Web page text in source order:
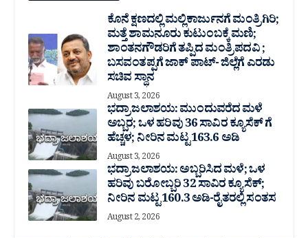
ಕೊನೆ ಕ್ಷಣದಲ್ಲಿ ಮಲ್ಲಿಕಾರ್ಜುನಗೆ ಮಂತ್ರಿಗಿರಿ;
ಮತ್ತೆ ಶಾಮನೂರು ಕುಟುಂಬಕ್ಕೆ ಮಣಿ;
ಶಾಂತನಗೌಡರಿಗೆ ತಪ್ಪಿದ ಮಂತ್ರಿ ಪದವಿ ;
ಬಸವಂತಪ್ಪಗೆ ಜಾಕ್ ಪಾಟ್- ಜಿಲ್ಲೆಗೆ ಎರಡು
ಸಚಿವ ಸ್ಥಾನ
August 3, 2026
ಭದ್ರಾ ಜಲಾಶಯ: ಮುಂದುವರೆದ ಮಳೆ
ಅಬ್ಬರ; ಒಳ ಹರಿವು 36 ಸಾವಿರ‌ ಕ್ಯೂಸೆಕ್ ಗೆ
ಹೆಚ್ಚಳ; ನೀರಿನ ಮಟ್ಟ 163.6 ಅಡಿ
August 3, 2026
ಭದ್ರಾ ಜಲಾಶಯ: ಅಬ್ಬರಿಸಿದ ಮಳೆ; ಒಳ
ಹರಿವು ಬರೋಬ್ಬರಿ 32 ಸಾವಿರ‌ ಕ್ಯೂಸೆಕ್;
ನೀರಿನ ಮಟ್ಟ 160.3 ಅಡಿ-ರೈತರಲ್ಲಿ ಸಂತಸ
August 2, 2026